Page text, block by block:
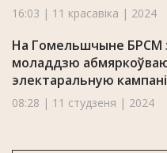
16:03 | 11 красавіка | 2024
На Гомельшчыне БРСМ
моладдзю
электаральную
08:28 | 11 студзеня | 2024